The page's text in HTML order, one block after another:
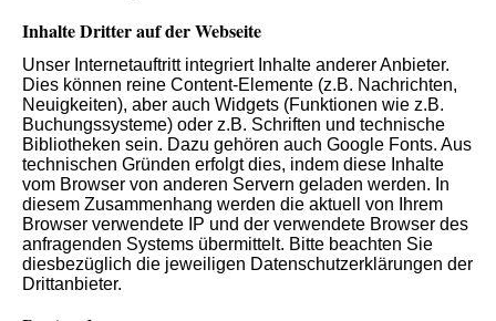
Inhalte Dritter auf der Webseite
Unser Internetauftritt integriert Inhalte anderer Anbieter.
Dies können reine Content-Elemente (z.B. Nachrichten,
Neuigkeiten), aber auch Widgets (Funktionen wie z.B.
Buchungssysteme) oder z.B. Schriften und technische
Bibliotheken sein. Dazu gehören auch Google Fonts. Aus
technischen Gründen erfolgt dies, indem diese Inhalte
vom Browser von anderen Servern geladen werden. In
diesem Zusammenhang werden die aktuell von Ihrem
Browser verwendete IP und der verwendete Browser des
anfragenden Systems übermittelt. Bitte beachten Sie
diesbezüglich die jeweiligen Datenschutzerklärungen der
Drittanbieter.